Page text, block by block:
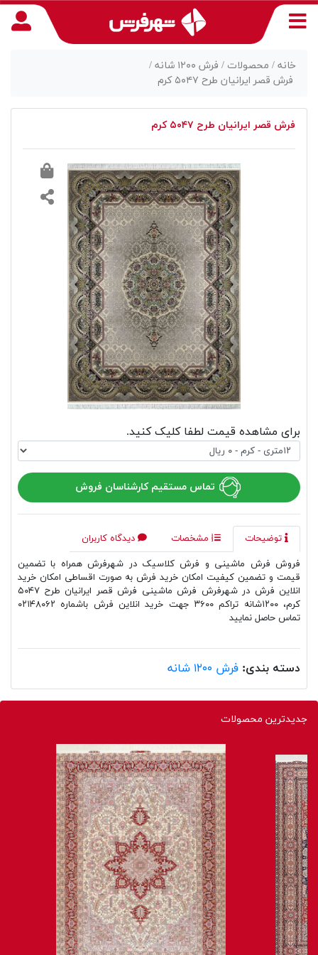
خانه / محصولات / فرش ۱۲۰۰ شانه /
فرش قصر ایرانیان طرح ۵۰۴۷ کرم
فرش قصر ایرانیان طرح ۵۰۴۷ کرم
برای مشاهده قیمت لطفا کلیک کنید.
تماس مستقیم کارشناسان فروش
توضیحات مشخصات
دیدگاه کاربران
فروش فرش ماشینی و فرش کلاسیک در شهرفرش همراه با تضمین
قیمت و تضمین کیفیت امکان خرید فرش به صورت اقساطی امکان خرید
انلاین فرش در شهرفرش فرش ماشینی فرش قصر ایرانیان طرح ۵۰۴۷
کرم، ۱۲۰۰شانه تراکم ۳۶۰۰ جهت خرید انلاین فرش باشماره ۰۲۱۴۸۰۶۲
تماس حاصل نمایید
دسته بندی: فرش ۱۲۰۰ شانه
جدیدترین محصولات